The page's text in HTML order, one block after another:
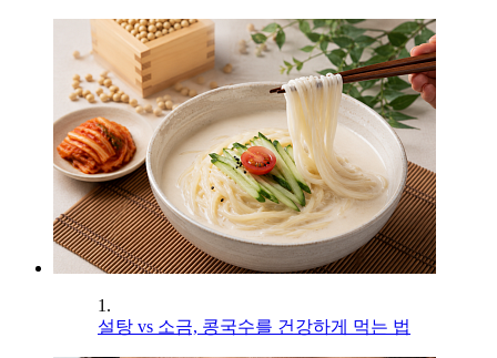
1.
설탕 vs 소금, 콩국수를 건강하게 먹는 법